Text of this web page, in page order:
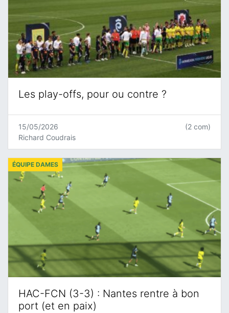
Les play-offs, pour ou contre ?
15/05/2026
Richard Coudrais
(2 com)
HAC-FCN (3-3) : Nantes rentre à bon
port (et en paix)
ÉQUIPE DAMES